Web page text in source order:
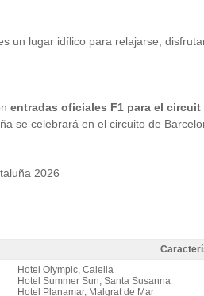
un lugar idílico para relajarse,
entradas oficiales F1 para el
se celebrará en el circuito de
2026
Hoteles HTop 3* / 2 noches A.D. -
Hotel Olympic, Calella
Hotel Summer Sun, Santa Susanna
Hotel Planamar, Malgrat de Mar